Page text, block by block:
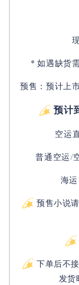
* 如遇缺货
预售：预计上
预计
空运
普通空运/
海
预售小说
下单后不
发货